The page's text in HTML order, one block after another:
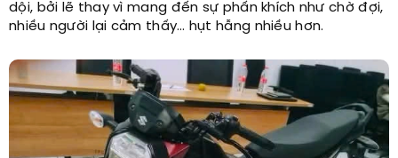
dội, bởi lẽ thay vì mang đến sự phấn khích như chờ đợi,
nhiều người lại cảm thấy… hụt hẫng nhiều hơn.